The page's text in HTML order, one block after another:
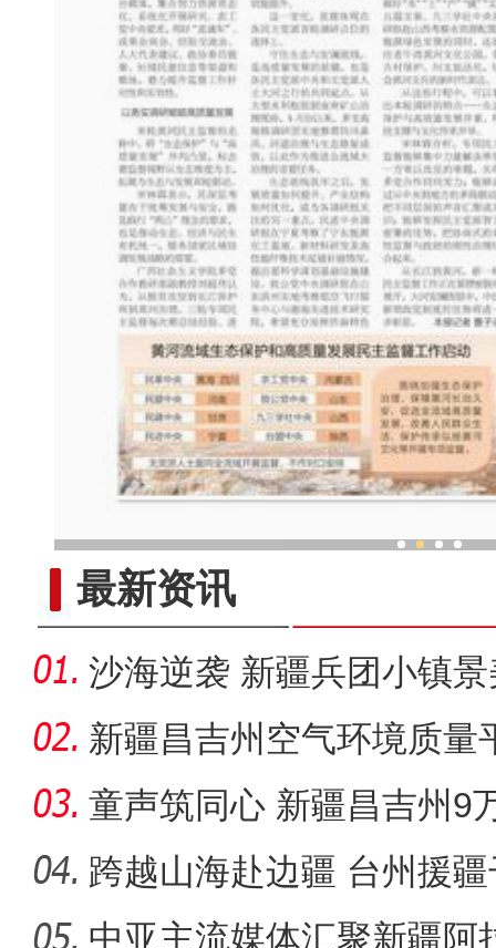
最新资讯
沙海逆袭 新疆兵团小镇
新疆昌吉州空气环境质量
测记录
童声筑同心 新疆昌吉州9
唱给你
跨越山海赴边疆 台州援
能受援地
中亚主流媒体汇聚新疆阿